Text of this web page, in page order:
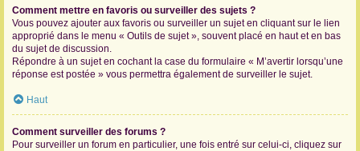
Comment mettre en favoris ou surveiller des sujets ?
Vous pouvez ajouter aux favoris ou surveiller un sujet en cliquant sur le lien
approprié dans le menu « Outils de sujet », souvent placé en haut et en bas
du sujet de discussion.
Répondre à un sujet en cochant la case du formulaire « M’avertir lorsqu’une
réponse est postée » vous permettra également de surveiller le sujet.
Haut
Comment surveiller des forums ?
Pour surveiller un forum en particulier, une fois entré sur celui-ci, cliquez sur